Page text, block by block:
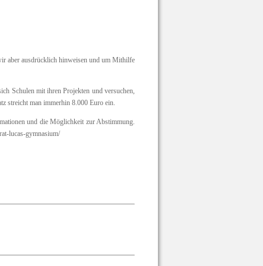
aber ausdrücklich hinweisen und um Mithilfe
Schulen mit ihren Projekten und versuchen,
streicht man immerhin 8.000 Euro ein.
und die Möglichkeit zur Abstimmung.
lucas-gymnasium/